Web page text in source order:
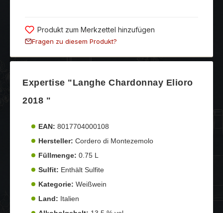
Produkt zum Merkzettel hinzufügen
Fragen zu diesem Produkt?
Expertise "Langhe Chardonnay Elioro
2018 "
EAN: 8017704000108
Hersteller: Cordero di Montezemolo
Füllmenge: 0.75 L
Sulfit: Enthält Sulfite
Kategorie: Weißwein
Land: Italien